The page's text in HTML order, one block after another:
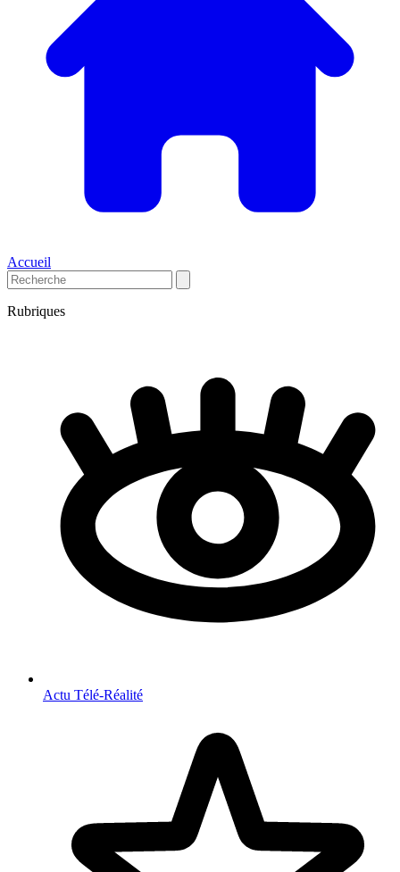
Accueil
Rubriques
Actu Télé-Réalité